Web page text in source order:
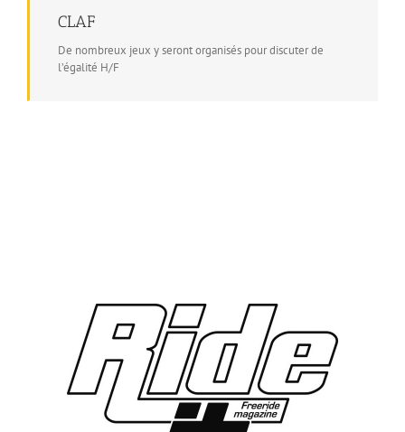
CLAF
De nombreux jeux y seront organisés pour discuter de
l’égalité H/F